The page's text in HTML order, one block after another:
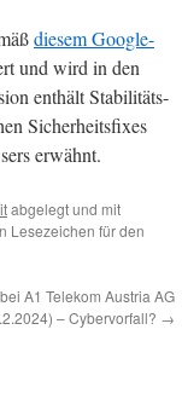
diesem Google-
und wird in den
enthält Stabilitäts-
Sicherheitsfixes
erwähnt.
abgelegt und mit
Lesezeichen für den
A1 Telekom Austria AG
– Cybervorfall? →